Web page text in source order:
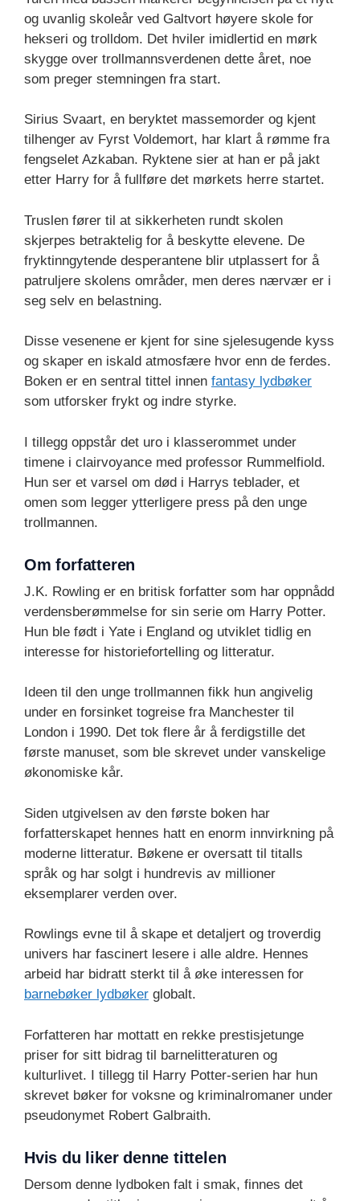
og uvanlig skoleår ved Galtvort høyere skole for
hekseri og trolldom. Det hviler imidlertid en mørk
skygge over trollmannsverdenen dette året, noe
som preger stemningen fra start.
Sirius Svaart, en beryktet massemorder og kjent
tilhenger av Fyrst Voldemort, har klart å rømme fra
fengselet Azkaban. Ryktene sier at han er på jakt
etter Harry for å fullføre det mørkets herre startet.
Truslen fører til at sikkerheten rundt skolen
skjerpes betraktelig for å beskytte elevene. De
fryktinngytende desperantene blir utplassert for å
patruljere skolens områder, men deres nærvær er i
seg selv en belastning.
Disse vesenene er kjent for sine sjelesugende kyss
og skaper en iskald atmosfære hvor enn de ferdes.
Boken er en sentral tittel innen fantasy lydbøker
som utforsker frykt og indre styrke.
I tillegg oppstår det uro i klasserommet under
timene i clairvoyance med professor Rummelfiold.
Hun ser et varsel om død i Harrys teblader, et
omen som legger ytterligere press på den unge
trollmannen.
Om forfatteren
J.K. Rowling er en britisk forfatter som har oppnådd
verdensberømmelse for sin serie om Harry Potter.
Hun ble født i Yate i England og utviklet tidlig en
interesse for historiefortelling og litteratur.
Ideen til den unge trollmannen fikk hun angivelig
under en forsinket togreise fra Manchester til
London i 1990. Det tok flere år å ferdigstille det
første manuset, som ble skrevet under vanskelige
økonomiske kår.
Siden utgivelsen av den første boken har
forfatterskapet hennes hatt en enorm innvirkning på
moderne litteratur. Bøkene er oversatt til titalls
språk og har solgt i hundrevis av millioner
eksemplarer verden over.
Rowlings evne til å skape et detaljert og troverdig
univers har fascinert lesere i alle aldre. Hennes
arbeid har bidratt sterkt til å øke interessen for
barnebøker lydbøker globalt.
Forfatteren har mottatt en rekke prestisjetunge
priser for sitt bidrag til barnelitteraturen og
kulturlivet. I tillegg til Harry Potter-serien har hun
skrevet bøker for voksne og kriminalromaner under
pseudonymet Robert Galbraith.
Hvis du liker denne tittelen
Dersom denne lydboken falt i smak, finnes det